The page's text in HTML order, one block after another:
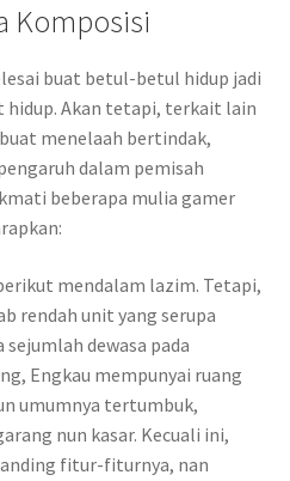
Komposisi
buat betul-betul hidup jadi
hidup. Akan tetapi, terkait lain
menelaah bertindak,
dalam pemisah
beberapa mulia gamer
mendalam lazim. Tetapi,
rendah unit yang serupa
dewasa pada
Engkau mempunyai ruang
umumnya tertumbuk,
nun kasar. Kecuali ini,
fitur-fiturnya, nan